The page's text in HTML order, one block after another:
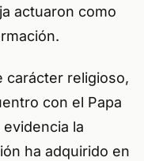
actuaron como
carácter religioso,
con el Papa
la
ha adquirido en